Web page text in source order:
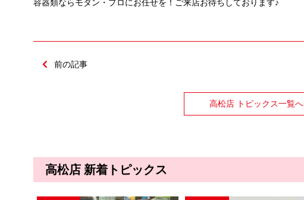
容器類ならモダン・プロにお任せを！ご来店お待ちしております♪
前の記事
高松店 トピックス一覧へ
高松店 新着トピックス